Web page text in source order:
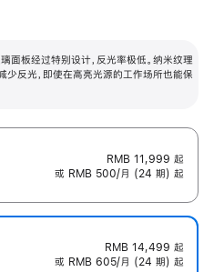
面板经过特别设计，反光率极低。纳米纹理
少反光，即使在高亮光源的工作场所也能保
RMB 11,999 起
或 RMB 500/月 (24 期) 起
RMB 14,499 起
或 RMB 605/月 (24 期) 起